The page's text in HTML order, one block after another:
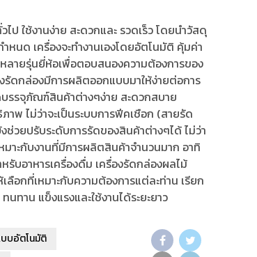
ใช้งานง่าย สะดวกและ รวดเร็ว โดยนำวัสดุ
นด เครื่องจะทำงานเองโดยอัตโนมัติ คุ้มค่า
ลายรุ่นยี่ห้อเพื่อตอบสนองความต้องการของ
รัดกล่องมีการผลิตออกแบบมาให้ง่ายต่อการ
รรจุภัณฑ์สินค้าต่างๆง่าย สะดวกสบาย
พ ไม่ว่าจะเป็นระบบการฟีคเชือก (สายรัด
วยปรับระดับการรัดของสินค้าต่างๆได้ ไม่ว่า
าะกับงานที่มีการผลิตสินค้าจำนวนมาก อาทิ
รับอาหารเครื่องดื่ม เครื่องรัดกล่องผลไม้
อกที่เหมาะกับความต้องการแต่ละท่าน เรียก
าน แข็งแรงและใช้งานได้ระยะยาว
บอัตโนมัติ